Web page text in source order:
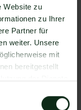
Website zu
zu Ihrer
Partner für
weiter. Unsere
mit
bereitgestellt
drastisch
Sie vorgehen
und
professionell zu
Anzeigen